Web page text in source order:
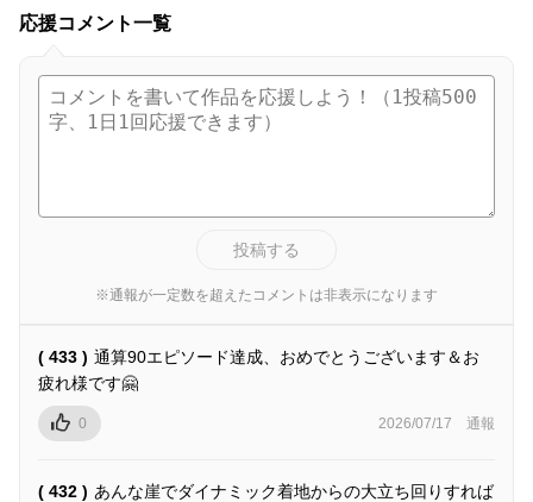
応援コメント一覧
投稿する
※通報が一定数を超えたコメントは非表示になります
( 433 ) 通算90エピソード達成、おめでとうございます＆お
疲れ様です🤗
0 2026/07/17 通報
( 432 ) あんな崖でダイナミック着地からの大立ち回りすれば